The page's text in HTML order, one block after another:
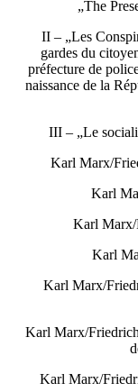
„The
II – „Les
gardes du
préfecture de
naissance de la
III – „Le
Karl Marx/
Karl
Karl Marx/
Karl
Karl Marx/
Karl Marx/
Karl Marx/